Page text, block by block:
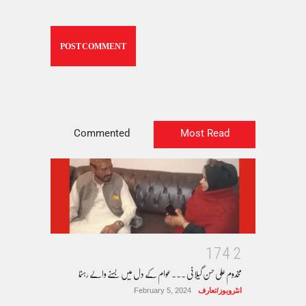
Most Read
Commented
2
4
7
1
مخدوم علی حسن گیلانی ۔۔۔عوام کے دل میں بسنے والے رہنما
انٹرویوز/تعارف February 5, 2024